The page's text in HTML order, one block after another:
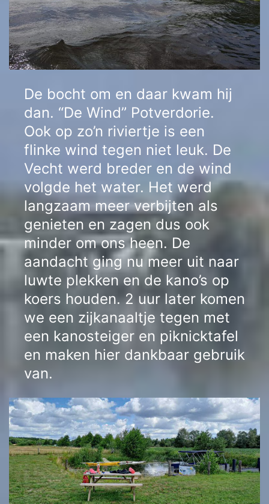
De bocht om en daar kwam hij
dan. “De Wind” Potverdorie.
Ook op zo’n riviertje is een
flinke wind tegen niet leuk. De
Vecht werd breder en de wind
volgde het water. Het werd
langzaam meer verbijten als
genieten en zagen dus ook
minder om ons heen. De
aandacht ging nu meer uit naar
luwte plekken en de kano’s op
koers houden. 2 uur later komen
we een zijkanaaltje tegen met
een kanosteiger en piknicktafel
en maken hier dankbaar gebruik
van.